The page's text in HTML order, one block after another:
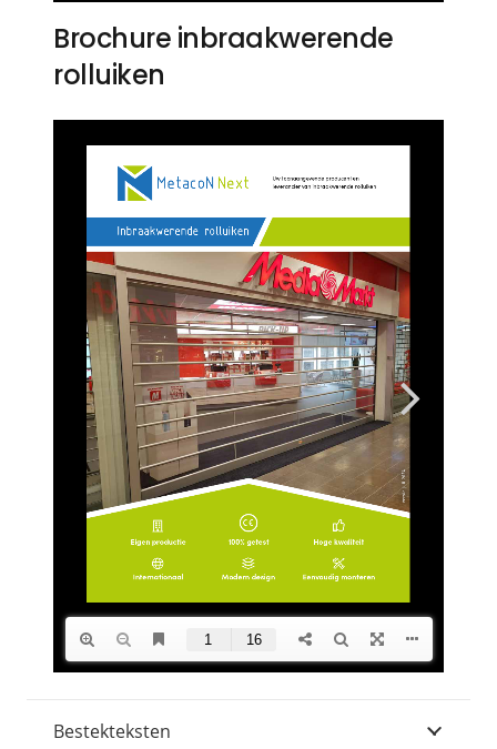
Brochure inbraakwerende
rolluiken
Bestekteksten